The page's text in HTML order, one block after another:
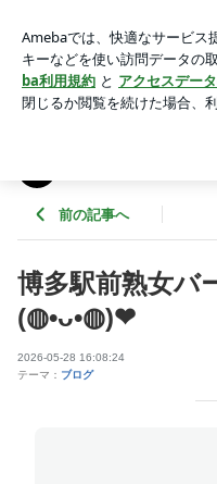
のブログアプリをダウンロードして
ょう。
前の記事へ
博多駅前熟女バ
(◍•ᴗ•◍)❤
2026-05-28 16:08:24
テーマ： ブログ